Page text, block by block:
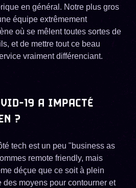
en général. Notre plus gros
équipe extrêmement
où se mêlent toutes sortes de
et de mettre tout ce beau
vraiment différenciant.
19 A IMPACTÉ
?
tech est un peu "business as
remote friendly, mais
déçue que ce soit à plein
des moyens pour contourner et